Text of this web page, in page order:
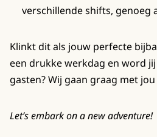
verschillende shifts, genoeg
Klinkt dit als jouw perfecte
een drukke werkdag en word
gasten? Wij gaan graag met
Let’s embark on a new adventure!